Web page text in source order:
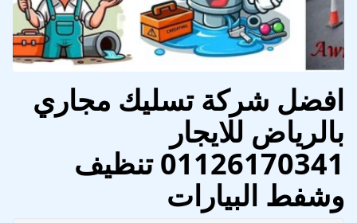
افضل شركة تسليك مجاري
بالرياض للايجار
01126170341 تنظيف
وشفط البيارات